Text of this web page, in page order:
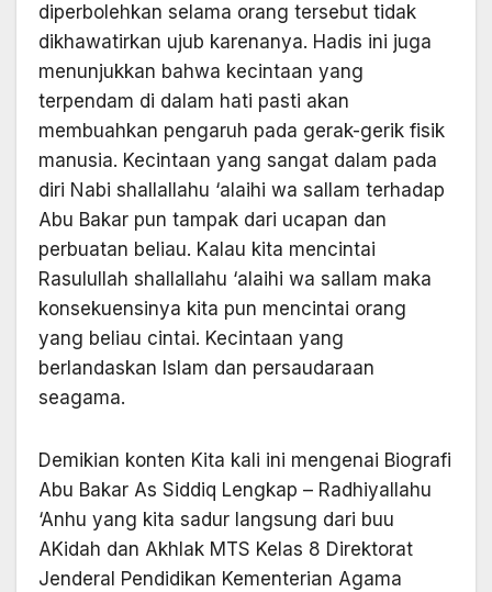
diperbolehkan selama orang tersebut tidak
dikhawatirkan ujub karenanya. Hadis ini juga
menunjukkan bahwa kecintaan yang
terpendam di dalam hati pasti akan
membuahkan pengaruh pada gerak-gerik fisik
manusia. Kecintaan yang sangat dalam pada
diri Nabi shallallahu ‘alaihi wa sallam terhadap
Abu Bakar pun tampak dari ucapan dan
perbuatan beliau. Kalau kita mencintai
Rasulullah shallallahu ‘alaihi wa sallam maka
konsekuensinya kita pun mencintai orang
yang beliau cintai. Kecintaan yang
berlandaskan Islam dan persaudaraan
seagama.
Demikian konten Kita kali ini mengenai Biografi
Abu Bakar As Siddiq Lengkap – Radhiyallahu
‘Anhu yang kita sadur langsung dari buu
AKidah dan Akhlak MTS Kelas 8 Direktorat
Jenderal Pendidikan Kementerian Agama